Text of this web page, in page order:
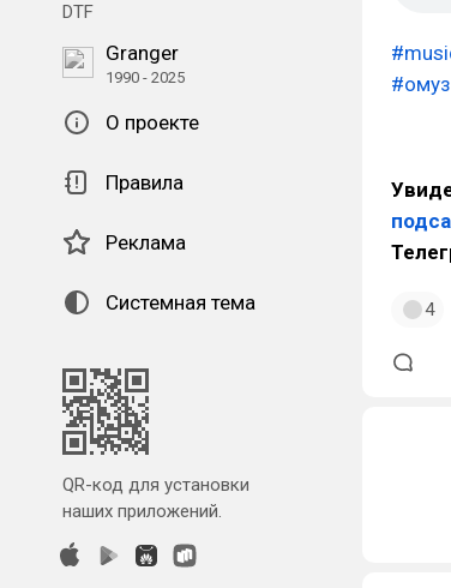
DTF
Granger
1990 - 2025
О проекте
Правила
Реклама
Системная тема
QR-код для установки
наших приложений.
4